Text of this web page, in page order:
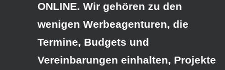
ONLINE. Wir gehören zu den
wenigen Werbeagenturen, die
Termine, Budgets und
Vereinbarungen einhalten, Projekte